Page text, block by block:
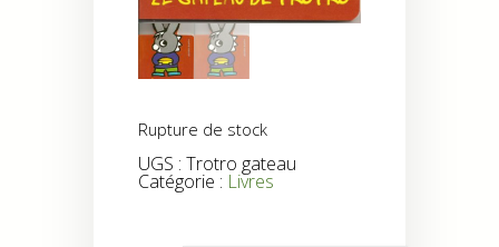
Rupture de stock
UGS : Trotro gateau
Catégorie : Livres